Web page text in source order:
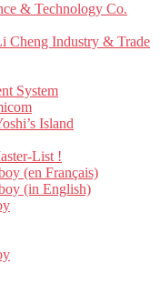
& Technology Co.
Cheng Industry & Trade
System
Island
List !
(en Français)
(in English)